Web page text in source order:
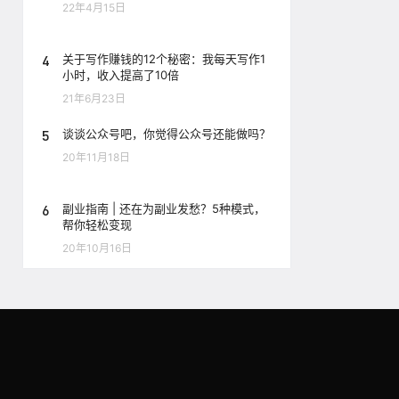
22年4月15日
4
关于写作赚钱的12个秘密：我每天写作1
小时，收入提高了10倍
21年6月23日
5 谈谈公众号吧，你觉得公众号还能做吗？
20年11月18日
6
副业指南 | 还在为副业发愁？5种模式，
帮你轻松变现
20年10月16日